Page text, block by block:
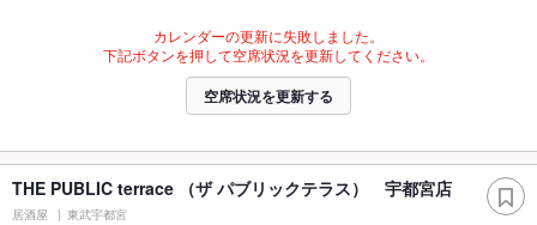
カレンダーの更新に失敗しました。
下記ボタンを押して空席状況を更新してください。
空席状況を更新する
THE PUBLIC terrace （ザ パブリックテラス） 宇都宮店
居酒屋 東武宇都宮